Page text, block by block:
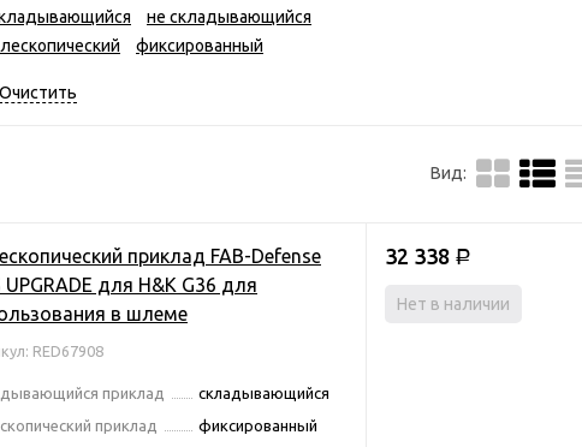
не складывающийся
фиксированный
Очистить
Вид:
приклад FAB-Defense
UPGRADE для H&K G36 для
в шлеме
RED67908
приклад
складывающийся
приклад
фиксированный
32 338 Р
Нет в наличии